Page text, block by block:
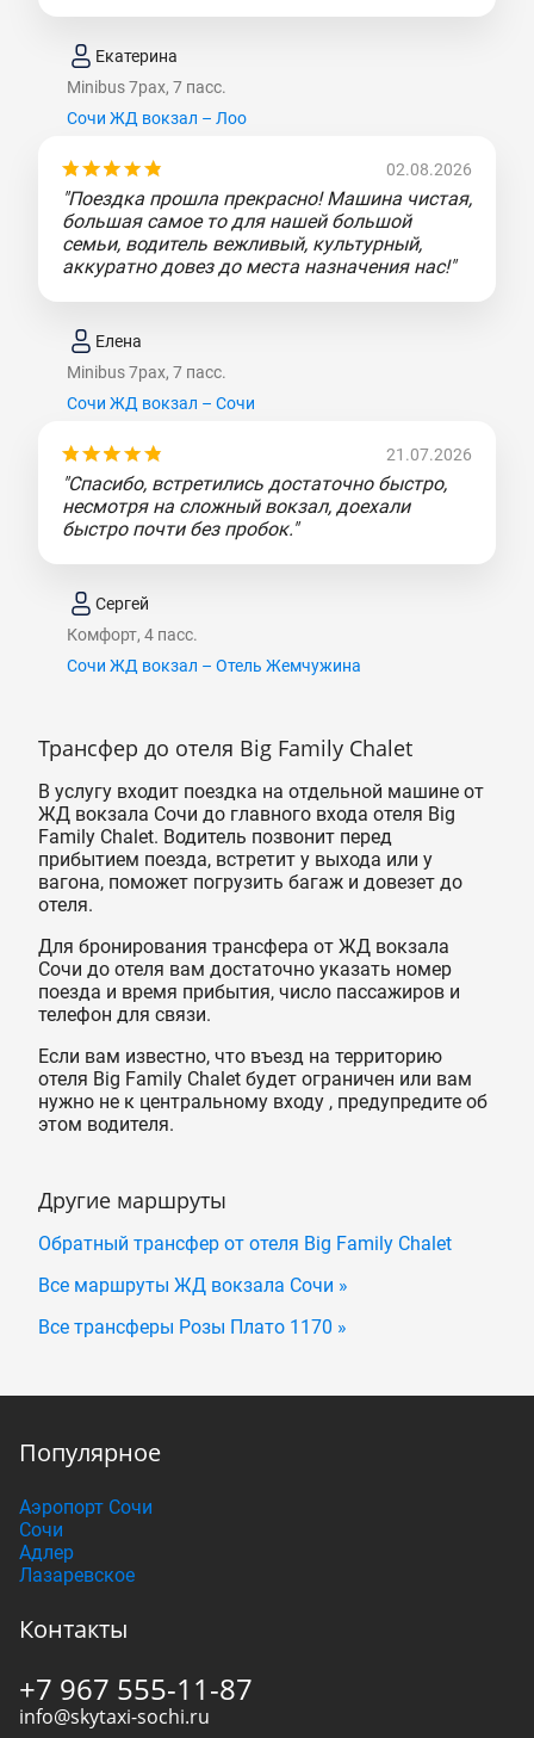
Екатерина
Minibus 7pax, 7 пасс.
Сочи ЖД вокзал – Лоо
02.08.2026
"Поездка прошла прекрасно! Машина чистая,
большая самое то для нашей большой
семьи, водитель вежливый, культурный,
аккуратно довез до места назначения нас!"
Елена
Minibus 7pax, 7 пасс.
Сочи ЖД вокзал – Сочи
21.07.2026
"Спасибо, встретились достаточно быстро,
несмотря на сложный вокзал, доехали
быстро почти без пробок."
Сергей
Комфорт, 4 пасс.
Сочи ЖД вокзал – Отель Жемчужина
Трансфер до отеля Big Family Chalet
В услугу входит поездка на отдельной машине от
ЖД вокзала Сочи до главного входа отеля Big
Family Chalet. Водитель позвонит перед
прибытием поезда, встретит у выхода или у
вагона, поможет погрузить багаж и довезет до
отеля.
Для бронирования трансфера от ЖД вокзала
Сочи до отеля вам достаточно указать номер
поезда и время прибытия, число пассажиров и
телефон для связи.
Если вам известно, что въезд на территорию
отеля Big Family Chalet будет ограничен или вам
нужно не к центральному входу , предупредите об
этом водителя.
Другие маршруты
Обратный трансфер от отеля Big Family Chalet
Все маршруты ЖД вокзала Сочи »
Все трансферы Розы Плато 1170 »
Популярное
Аэропорт Сочи
Сочи
Адлер
Лазаревское
Контакты
+7 967 555-11-87
info@skytaxi-sochi.ru